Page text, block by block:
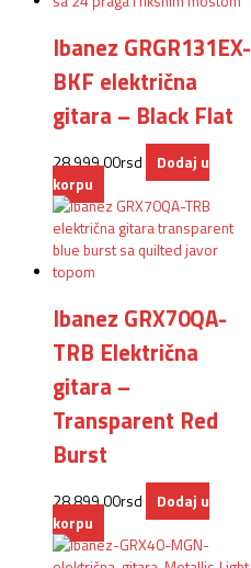
Ibanez GRGR131EX-
BKF električna
gitara – Black Flat
28.999,00rsd
Dodaj u
korpu
Ibanez GRX70QA-
TRB Električna
gitara –
Transparent Red
Burst
28.899,00rsd
Dodaj u
korpu